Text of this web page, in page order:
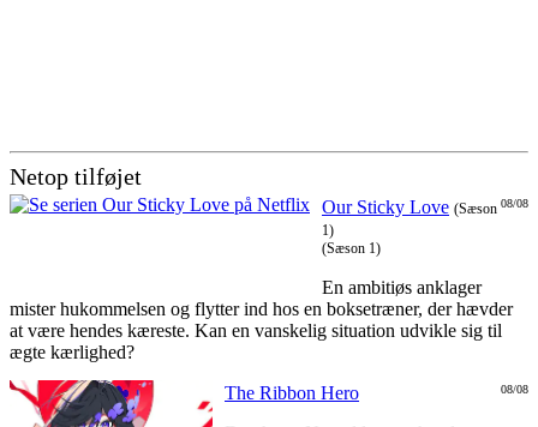
Netop tilføjet
08/08
Our Sticky Love (Sæson
1)
(Sæson 1)
En ambitiøs anklager
mister hukommelsen og flytter ind hos en boksetræner, der hævder
at være hendes kæreste. Kan en vanskelig situation udvikle sig til
ægte kærlighed?
08/08
The Ribbon Hero